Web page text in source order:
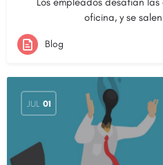
oficina, y se
Blog
JUL 01